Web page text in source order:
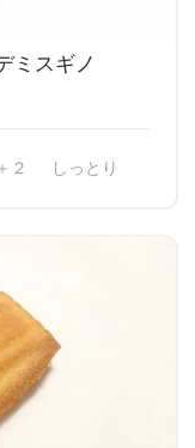
ミスギノ
２ しっとり